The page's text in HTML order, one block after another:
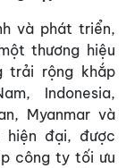
và phát triển,
thương hiệu
trải rộng khắp
Indonesia,
Myanmar và
hiện đại, được
công ty tối ưu